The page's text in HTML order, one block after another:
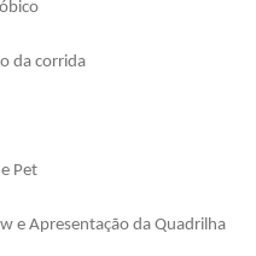
da corrida
Pet
e Apresentação da Quadrilha